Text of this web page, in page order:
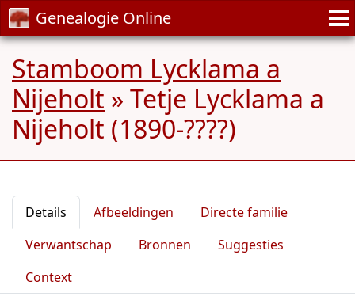
Genealogie Online
Stamboom Lycklama a
Nijeholt » Tetje Lycklama a
Nijeholt (1890-????)
Details Afbeeldingen
Directe familie
Verwantschap
Bronnen
Suggesties
Context